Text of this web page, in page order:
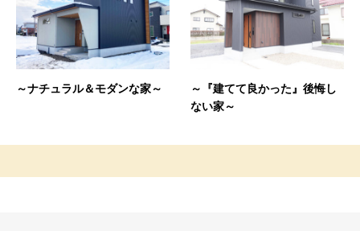
～ナチュラル＆モダンな家～
～『建てて良かった』後悔し
ない家～